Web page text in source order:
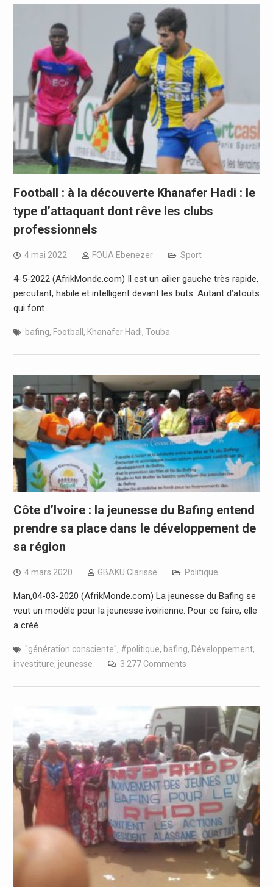
Football : à la découverte Khanafer Hadi : le
type d’attaquant dont rêve les clubs
professionnels
4 mai 2022 FOUA Ebenezer Sport
4-5-2022 (AfrikMonde.com) Il est un ailier gauche très rapide,
percutant, habile et intelligent devant les buts. Autant d’atouts
qui font…
bafing, Football , Khanafer Hadi, Touba
Côte d’Ivoire : la jeunesse du Bafing entend
prendre sa place dans le développement de
sa région
4 mars 2020 GBAKU Clarisse Politique
Man,04-03-2020 (AfrikMonde.com) La jeunesse du Bafing se
veut un modèle pour la jeunesse ivoirienne. Pour ce faire, elle
a créé…
''génération consciente'', #politique, bafing, Développement,
investiture, jeunesse 3 277 Comments